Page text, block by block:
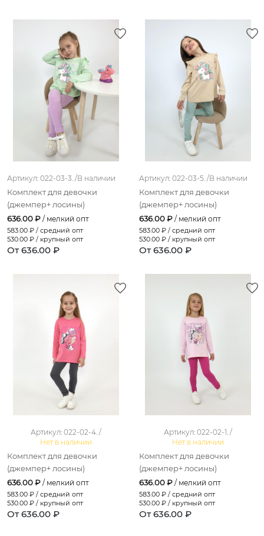
розовый;серый
светло-бежевый(леопард)
голубой (подснежники)
малиновый (полоска)
синий (полоска)
темно-синий (платок)
бежевый(леопард)
светло-сиреневый;розовый
фисташковый;розовый
белый;розовый
белый;желтый
черный (леопард)
Артикул: 022-03-3. /В наличии
Комплект для девочки
(джемпер+ лосины)
636.00 ₽ / мелкий опт
583.00 ₽ / средний опт
530.00 ₽ / крупный опт
От 636.00 ₽
Артикул: 022-03-5. /В наличии
Комплект для девочки
(джемпер+ лосины)
636.00 ₽ / мелкий опт
583.00 ₽ / средний опт
530.00 ₽ / крупный опт
От 636.00 ₽
Артикул: 022-02-4. /
Нет в наличии
Комплект для девочки
(джемпер+ лосины)
636.00 ₽ / мелкий опт
583.00 ₽ / средний опт
530.00 ₽ / крупный опт
От 636.00 ₽
Артикул: 022-02-1. /
Нет в наличии
Комплект для девочки
(джемпер+ лосины)
636.00 ₽ / мелкий опт
583.00 ₽ / средний опт
530.00 ₽ / крупный опт
От 636.00 ₽